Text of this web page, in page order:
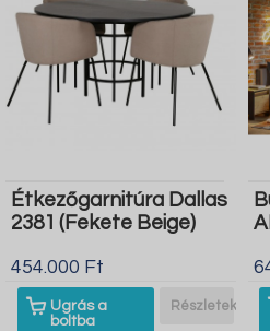
Étkezőgarnitúra Dallas
2381 (Fekete Beige)
454.000 Ft
Ugrás a
boltba
Részletek